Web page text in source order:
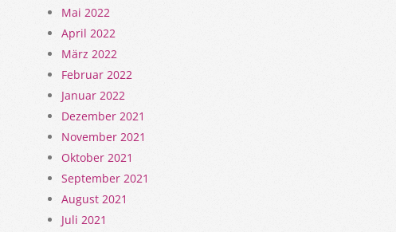
Mai 2022
April 2022
März 2022
Februar 2022
Januar 2022
Dezember 2021
November 2021
Oktober 2021
September 2021
August 2021
Juli 2021